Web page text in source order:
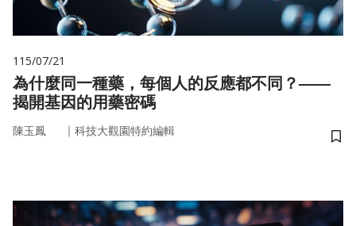
115/07/21
為什麼同一種藥，每個人的反應都不同？——
揭開基因的用藥密碼
陳玉鳳 ｜ 科技大觀園特約編輯
儲